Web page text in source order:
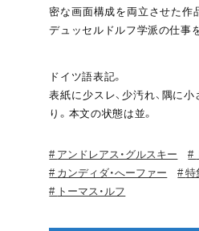
密な画面構成を両立させた作
デュッセルドルフ学派の仕事
ドイツ語表記。
表紙に少スレ、少汚れ、隅に
り。本文の状態は並。
アンドレアス・グルスキー
カンディダ・へーファー
特
トーマス・ルフ